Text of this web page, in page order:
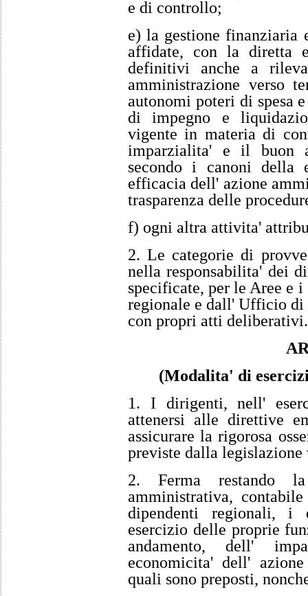
e di controllo;
e) la gestione
affidate, con la diretta
definitivi anche a
amministrazione verso
autonomi poteri di spesa
di impegno e
vigente in materia di
imparzialita' e il buon
secondo i canoni della
efficacia dell' azione
trasparenza delle
f) ogni altra attivita'
2. Le categorie di
nella responsabilita' dei
specificate, per le Aree e
regionale e dall' Ufficio di
con propri atti deliberativi.
(Modalita' di
1. I dirigenti, nell'
attenersi alle direttive
assicurare la rigorosa
previste dalla legislazione
2. Ferma restando
amministrativa,
dipendenti regionali, i
esercizio delle proprie
andamento, dell'
economicita' dell'
quali sono preposti,